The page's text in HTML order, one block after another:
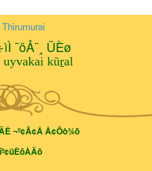
¯öÅ¨¸ ÜÈø
uyvakai kūṟal
¬º¢Ã¢Â Å¢Õò¾õ